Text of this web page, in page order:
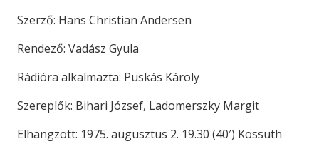
Szerző: Hans Christian Andersen
Rendező: Vadász Gyula
Rádióra alkalmazta: Puskás Károly
Szereplők: Bihari József, Ladomerszky Margit
Elhangzott: 1975. augusztus 2. 19.30 (40′) Kossuth